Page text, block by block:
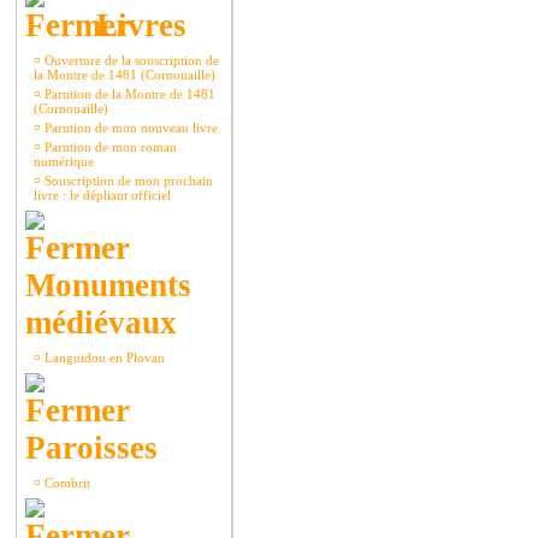
Livres
¤ Ouverture de la souscription de
la Montre de 1481 (Cornouaille)
¤ Parution de la Montre de 1481
(Cornouaille)
¤ Parution de mon nouveau livre
¤ Parution de mon roman
numérique
¤ Souscription de mon prochain
livre : le dépliant officiel
Monuments
médiévaux
¤ Languidou en Plovan
Paroisses
¤ Combrit